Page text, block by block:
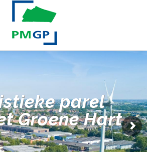
parel
Groene Hart